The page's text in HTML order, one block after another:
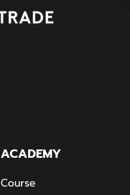
ACADEMY
Course